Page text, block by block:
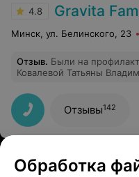
4.8 Gravita
Минск, ул. Белинского, 23
Отзыв. Были на
Ковалевой Татьяны
удобное, что центр
можно записаться на
картой; нет очередей, всё
Отзывы142
3.7 БелОптика
Обработка